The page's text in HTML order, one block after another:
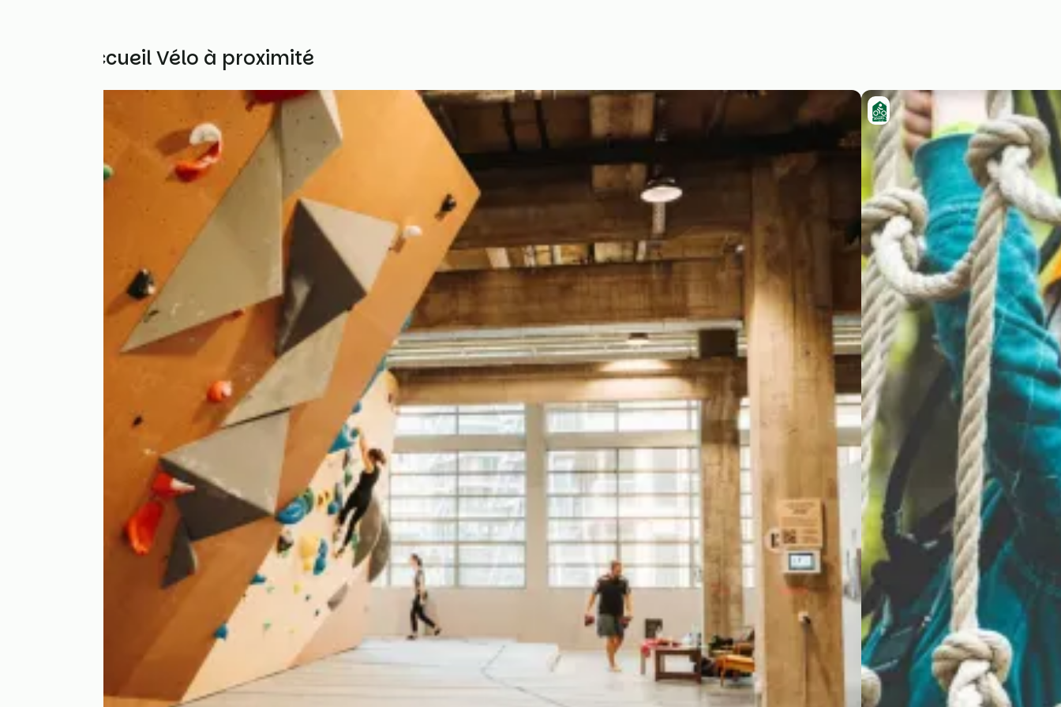
Autres Accueil Vélo à proximité